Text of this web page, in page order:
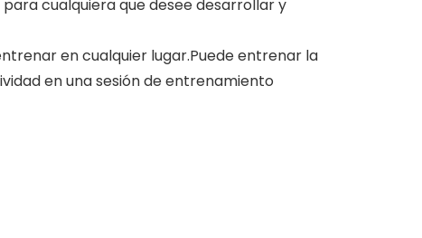
cualquiera que desee desarrollar y
en cualquier lugar.Puede entrenar la
en una sesión de entrenamiento